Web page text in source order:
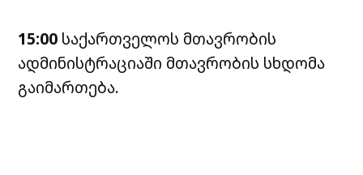
15:00 საქართველოს მთავრობის
ადმინისტრაციაში მთავრობის სხდომა
გაიმართება.